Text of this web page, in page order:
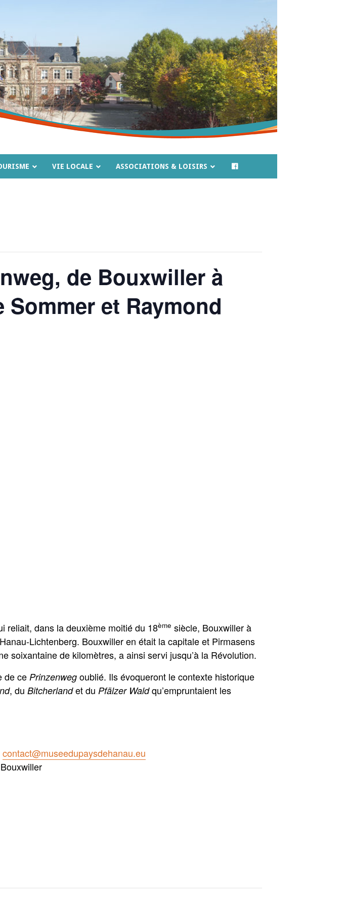
VIE LOCALE ASSOCIATIONS & LOISIRS
de Bouxwiller à
et Raymond
reliait, dans la deuxième moitié du 18ème siècle, Bouxwiller à
Lichtenberg. Bouxwiller en était la capitale et Pirmasens
soixantaine de kilomètres, a ainsi servi jusqu’à la Révolution.
de cePrinzenweg oublié. Ils évoqueront le contexte historique
, du Bitcherlandet du Pfälzer Waldqu’empruntaient les
contact@museedupaysdehanau.eu